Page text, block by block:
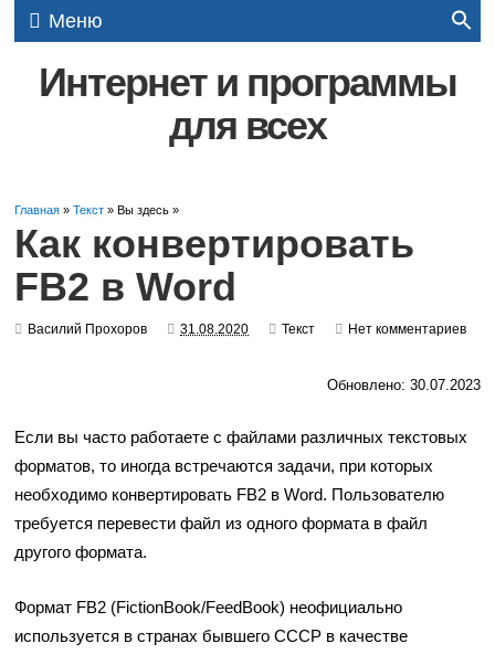
Меню
Интернет и программы
для всех
Главная »Текст » Вы здесь »
Как конвертировать
FB2 в Word
Василий Прохоров 31.08.2020 Текст Нет комментариев
Обновлено: 30.07.2023
Если вы часто работаете с файлами различных текстовых
форматов, то иногда встречаются задачи, при которых
необходимо конвертировать FB2 в Word. Пользователю
требуется перевести файл из одного формата в файл
другого формата.
Формат FB2 (FictionBook/FeedBook) неофициально
используется в странах бывшего СССР в качестве